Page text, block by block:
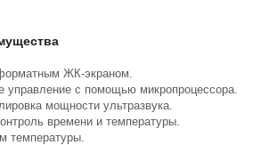
ЖК-экраном.
управление с помощью микропроцессора.
мощности ультразвука.
времени и температуры.
температуры.